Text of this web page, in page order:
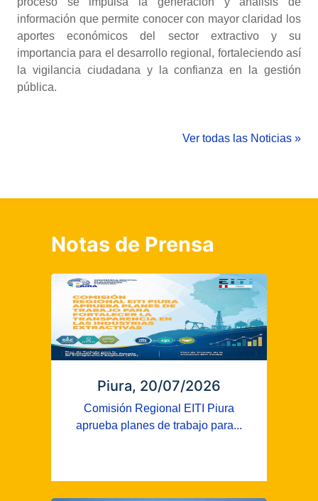
información que permite conocer con mayor claridad los
aportes económicos del sector extractivo y su
importancia para el desarrollo regional, fortaleciendo así
la vigilancia ciudadana y la confianza en la gestión
pública.
Ver todas las Noticias »
Notas de Prensa
Piura, 20/07/2026
Comisión Regional EITI Piura
aprueba planes de trabajo para...